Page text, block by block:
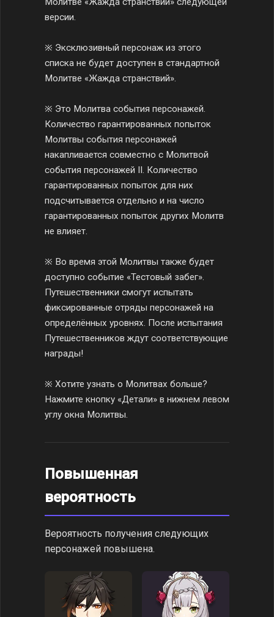
версии.
※ Эксклюзивный персонаж из этого
списка не будет доступен в стандартной
Молитве «Жажда странствий».
※ Это Молитва события персонажей.
Количество гарантированных попыток
Молитвы события персонажей
накапливается совместно с Молитвой
события персонажей II. Количество
гарантированных попыток для них
подсчитывается отдельно и на число
гарантированных попыток других Молитв
не влияет.
※ Во время этой Молитвы также будет
доступно событие «Тестовый забег».
Путешественники смогут испытать
фиксированные отряды персонажей на
определённых уровнях. После испытания
Путешественников ждут соответствующие
награды!
※ Хотите узнать о Молитвах больше?
Нажмите кнопку «Детали» в нижнем левом
углу окна Молитвы.
Повышенная
вероятность
Вероятность получения следующих
персонажей повышена.